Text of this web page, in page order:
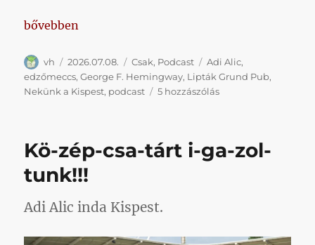
„Edzőmeccsek, átigazolások, Hemingway”
bővebben
Szerző
vh Közzétéve
2026.07.08. Kategória
Csak, Podcast Címke
Adi Alic,
edzőmeccs,George F. Hemingway, Lipták Grund Pub,
Nekünk a Kispest, podcast 5 hozzászólásEdzőmeccsek,
bejegyzéshez
Kö-zép-csa-tárt i-ga-zol-
tunk!!!
Adi Alic inda Kispest.